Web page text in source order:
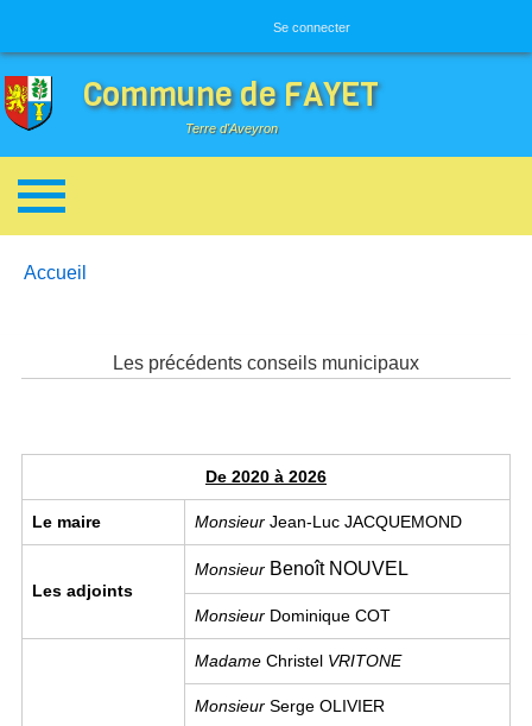
Se connecter
Commune de FAYET
Terre d'Aveyron
Breadcrumbs
You are here:
Accueil
Les précédents conseils municipaux
De 2020 à 2026
Le maire Monsieur Jean-Luc JACQUEMOND
Les adjoints
Monsieur Benoît NOUVEL
Monsieur Dominique COT
Madame Christel VRITONE
Monsieur Serge OLIVIER